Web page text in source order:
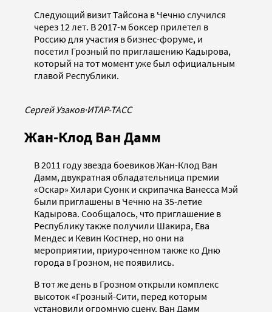
Следующий визит Тайсона в Чечню случился
через 12 лет. В 2017-м боксер прилетел в
Россию для участия в бизнес-форуме, и
посетил Грозный по приглашению Кадырова,
который на тот момент уже был официальным
главой Республики.
Сергей Узаков·ИТАР-ТАСС
Жан-Клод Ван Дамм
В 2011 году звезда боевиков Жан-Клод Ван
Дамм, двукратная обладательница премии
«Оскар» Хилари Суонк и скрипачка Ванесса Мэй
были приглашены в Чечню на 35-летие
Кадырова. Сообщалось, что приглашение в
Республику также получили Шакира, Ева
Мендес и Кевин Костнер, но они на
мероприятии, приуроченном также ко Дню
города в Грозном, не появились.
В тот же день в Грозном открыли комплекс
высоток «Грозный-Сити, перед которым
установили огромную сцену. Ван Дамм